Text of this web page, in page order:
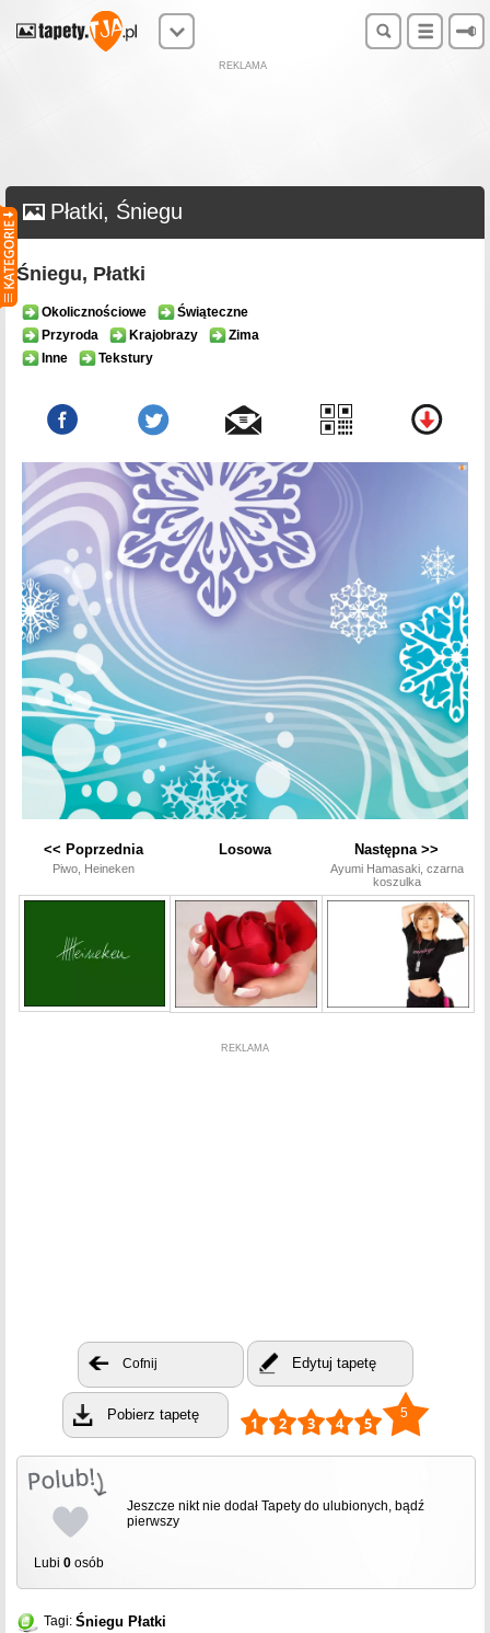
REKLAMA
Płatki, Śniegu
Śniegu, Płatki
Okolicznościowe
Świąteczne
Przyroda
Krajobrazy
Zima
Inne
Tekstury
<< Poprzednia
Piwo, Heineken
Losowa Następna >>
Ayumi Hamasaki, czarna
koszulka
REKLAMA
Cofnij Edytuj tapetę
Pobierz tapetę 5
Lubi 0 osób
Jeszcze nikt nie dodał Tapety do ulubionych, bądź
pierwszy
Tagi: Śniegu Płatki